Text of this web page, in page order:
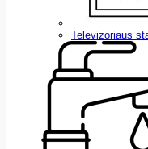
Televizoriaus